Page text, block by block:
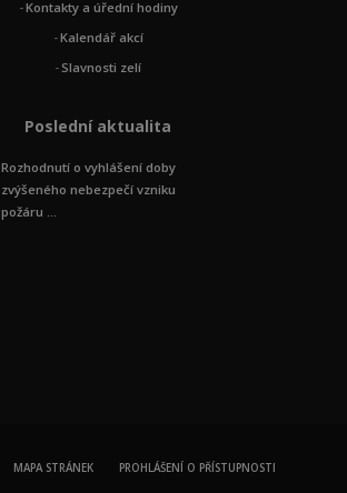
Kontakty a úřední hodiny
Kalendář akcí
Slavnosti zelí
Poslední aktualita
Rozhodnutí o vyhlášení doby
zvýšeného nebezpečí vzniku
požáru ...
MAPA STRÁNEK PROHLÁŠENÍ O PŘÍSTUPNOSTI